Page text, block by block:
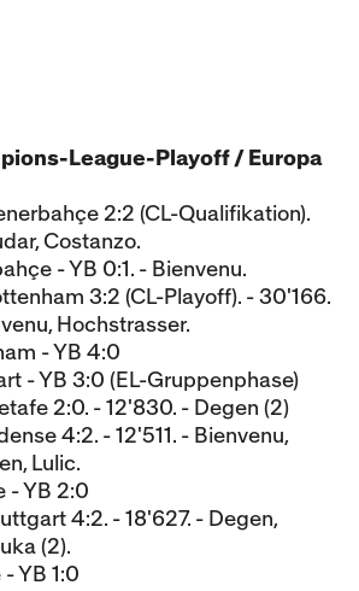
League-Playoff / Europa
2:2 (CL-Qualifikation).
Costanzo.
- YB 0:1. - Bienvenu.
3:2 (CL-Playoff). - 30'166.
Hochstrasser.
- YB 4:0
- YB 3:0 (EL-Gruppenphase)
2:0. - 12'830. - Degen (2)
4:2. - 12'511. - Bienvenu,
Lulic.
- YB 2:0
4:2. - 18'627. - Degen,
(2).
YB 1:0